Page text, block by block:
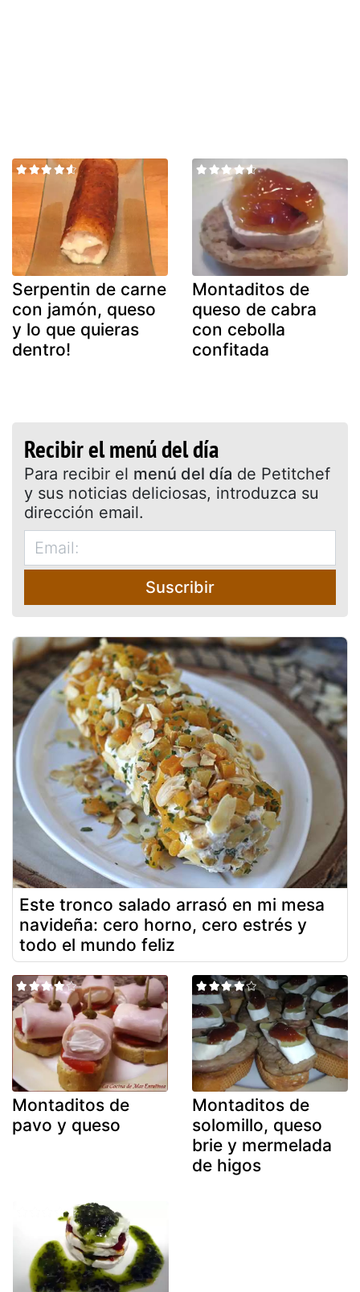
Serpentin de carne
con jamón, queso
y lo que quieras
dentro!
Montaditos de
queso de cabra
con cebolla
confitada
Recibir el menú del día
Para recibir el menú del día de Petitchef
y sus noticias deliciosas, introduzca su
dirección email.
Suscribir
Este tronco salado arrasó en mi mesa
navideña: cero horno, cero estrés y
todo el mundo feliz
Montaditos de
pavo y queso
Montaditos de
solomillo, queso
brie y mermelada
de higos